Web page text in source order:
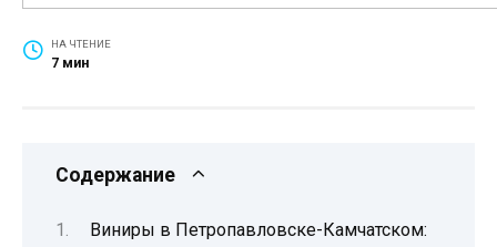
НА ЧТЕНИЕ
7 мин
Содержание
Виниры в Петропавловске-Камчатском: